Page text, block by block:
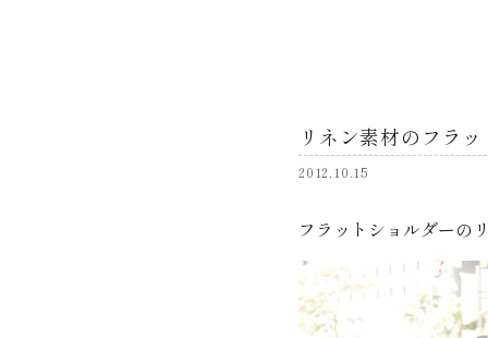
リネン素材のフラ
2012.10.15
フラットショルダーの